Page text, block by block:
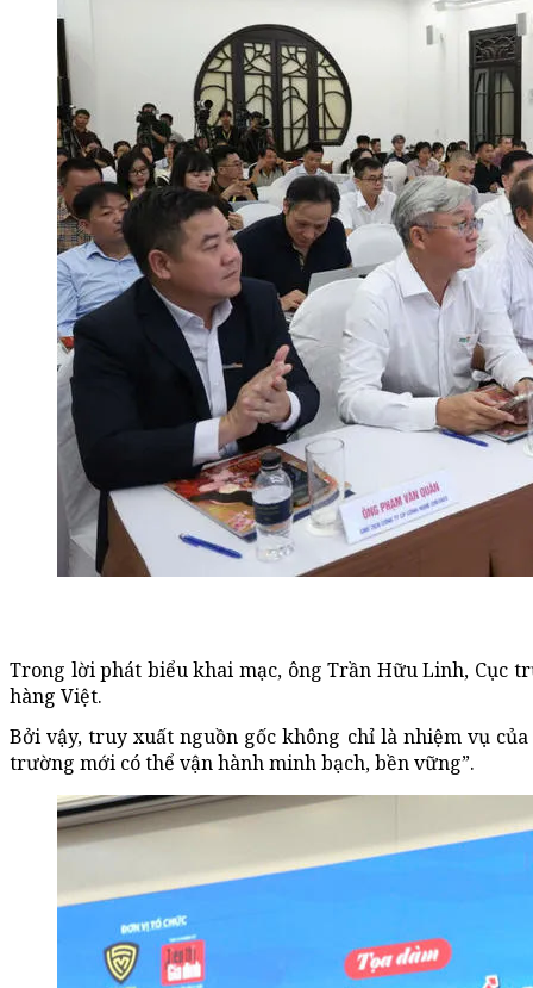
Trong lời phát biểu khai mạc, ông Trần Hữu Linh, Cục
hàng Việt.
Bởi vậy, truy xuất nguồn gốc không chỉ là nhiệm vụ
trường mới có thể vận hành minh bạch, bền vững”.